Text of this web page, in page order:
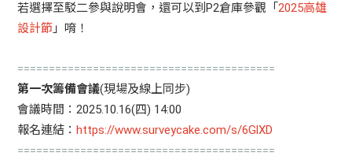
若選擇至駁二參與說明會 ，還可以到P2倉庫參觀「2025高雄
設計節 」唷！
=========================================
第一次籌備會議(現場及線上同步)
會議時間：2025.10.16(四) 14:00
報名連結：https://www.surveycake.com/s/6GlXD
=========================================